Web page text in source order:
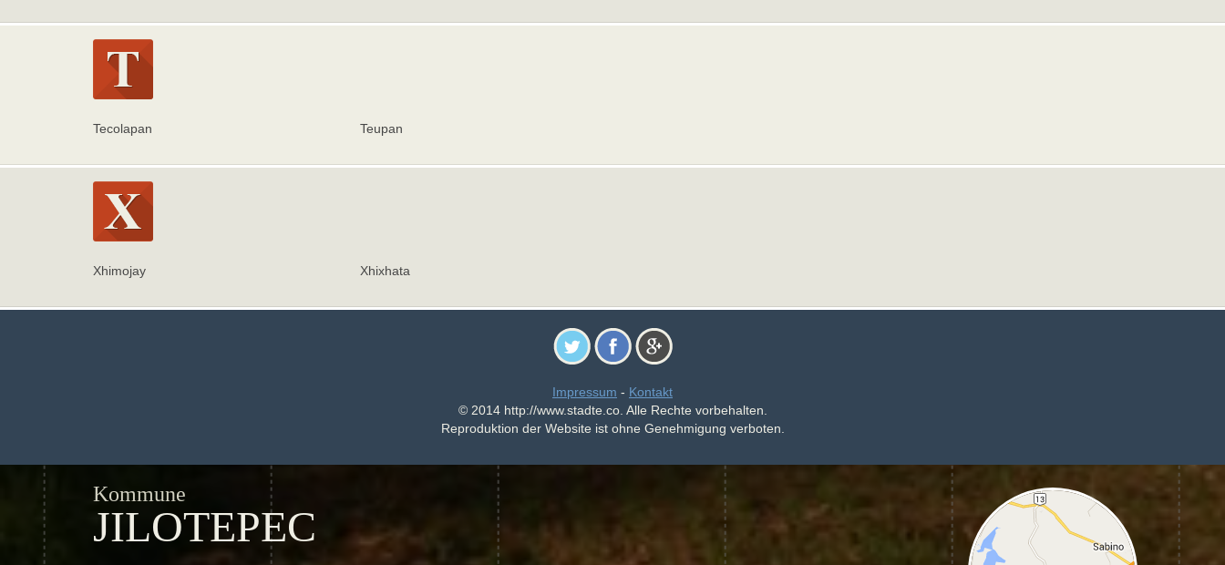
Tecolapan Teupan
Xhimojay Xhixhata
Impressum - Kontakt
© 2014 http://www.stadte.co. Alle Rechte vorbehalten.
Reproduktion der Website ist ohne Genehmigung verboten.
Kommune
JILOTEPEC